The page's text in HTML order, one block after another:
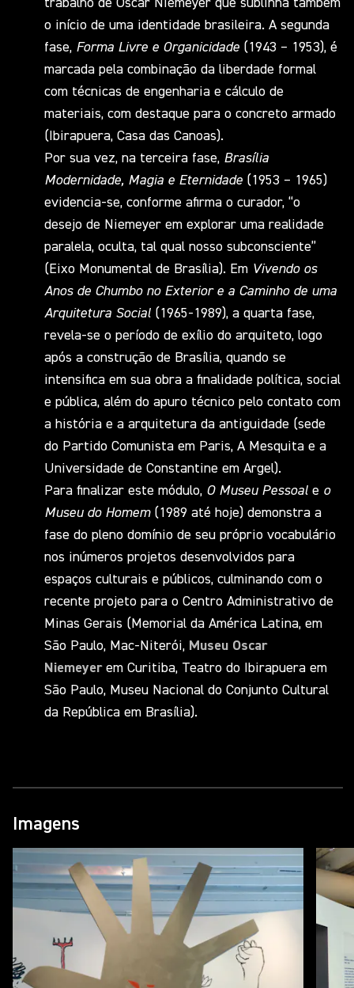
trabalho de Oscar Niemeyer que sublinha também
o início de uma identidade brasileira. A segunda
fase, Forma Livre e Organicidade (1943 – 1953), é
marcada pela combinação da liberdade formal
com técnicas de engenharia e cálculo de
materiais, com destaque para o concreto armado
(Ibirapuera, Casa das Canoas).
Por sua vez, na terceira fase, Brasília
Modernidade, Magia e Eternidade (1953 – 1965)
evidencia-se, conforme afirma o curador, “o
desejo de Niemeyer em explorar uma realidade
paralela, oculta, tal qual nosso subconsciente”
(Eixo Monumental de Brasília). Em Vivendo os
Anos de Chumbo no Exterior e a Caminho de uma
Arquitetura Social (1965-1989), a quarta fase,
revela-se o período de exílio do arquiteto, logo
após a construção de Brasília, quando se
intensifica em sua obra a finalidade política, social
e pública, além do apuro técnico pelo contato com
a história e a arquitetura da antiguidade (sede
do Partido Comunista em Paris, A Mesquita e a
Universidade de Constantine em Argel).
Para finalizar este módulo, O Museu Pessoal e o
Museu do Homem (1989 até hoje) demonstra a
fase do pleno domínio de seu próprio vocabulário
nos inúmeros projetos desenvolvidos para
espaços culturais e públicos, culminando com o
recente projeto para o Centro Administrativo de
Minas Gerais (Memorial da América Latina, em
São Paulo, Mac-Niterói, Museu Oscar
Niemeyer em Curitiba, Teatro do Ibirapuera em
São Paulo, Museu Nacional do Conjunto Cultural
da República em Brasília).
Imagens